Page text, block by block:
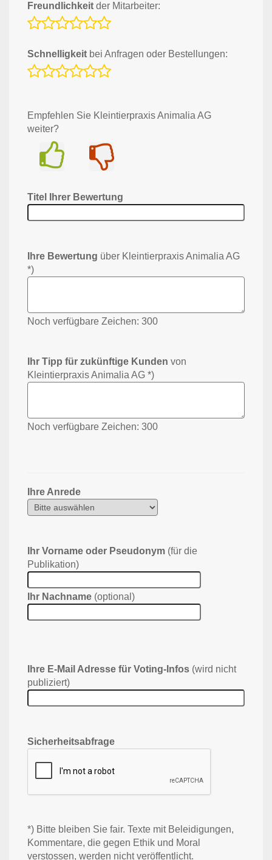
Freundlichkeit der Mitarbeiter:
Schnelligkeit bei Anfragen oder Bestellungen:
Empfehlen Sie Kleintierpraxis Animalia AG
weiter?
Titel Ihrer Bewertung
Ihre Bewertung über Kleintierpraxis Animalia AG
*)
Noch verfügbare Zeichen: 300
Ihr Tipp für zukünftige Kunden von
Kleintierpraxis Animalia AG *)
Noch verfügbare Zeichen: 300
Ihre Anrede
Ihr Vorname oder Pseudonym (für die
Publikation)
Ihr Nachname (optional)
Ihre E-Mail Adresse für Voting-Infos (wird nicht
publiziert)
Sicherheitsabfrage
*) Bitte bleiben Sie fair. Texte mit Beleidigungen,
Kommentare, die gegen Ethik und Moral
verstossen, werden nicht veröffentlicht.